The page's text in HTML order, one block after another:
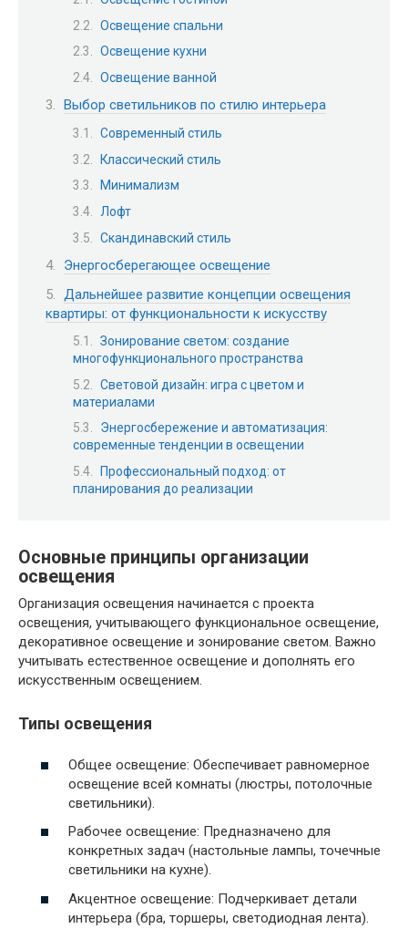
Освещение спальни
Освещение кухни
Освещение ванной
Выбор светильников по стилю интерьера
Современный стиль
Классический стиль
Минимализм
Лофт
Скандинавский стиль
Энергосберегающее освещение
Дальнейшее развитие концепции освещения
квартиры: от функциональности к искусству
Зонирование светом: создание
многофункционального пространства
Световой дизайн: игра с цветом и
материалами
Энергосбережение и автоматизация:
современные тенденции в освещении
Профессиональный подход: от
планирования до реализации
Основные принципы организации
освещения
Организация освещения начинается с проекта
освещения, учитывающего функциональное освещение,
декоративное освещение и зонирование светом. Важно
учитывать естественное освещение и дополнять его
искусственным освещением.
Типы освещения
Общее освещение: Обеспечивает равномерное
освещение всей комнаты (люстры, потолочные
светильники).
Рабочее освещение: Предназначено для
конкретных задач (настольные лампы, точечные
светильники на кухне).
Акцентное освещение: Подчеркивает детали
интерьера (бра, торшеры, светодиодная лента).